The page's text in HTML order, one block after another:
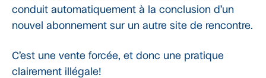
conduit automatiquement à la conclusion d’un
nouvel abonnement sur un autre site de rencontre.
C’est une vente forcée, et donc une pratique
clairement illégale!